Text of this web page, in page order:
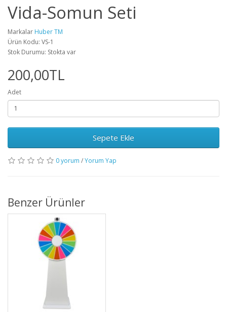
Vida-Somun Seti
Markalar Huber TM
Ürün Kodu: VS-1
Stok Durumu: Stokta var
200,00TL
Adet
Sepete Ekle
0 yorum /Yorum Yap
Benzer Ürünler